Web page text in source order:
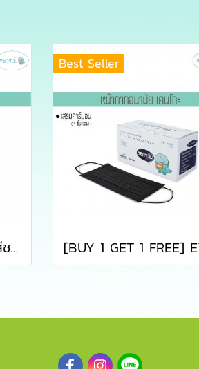
หน้ากากอนามัยเคนโกะ สีชมพู บรรจุ 50 ชิ้น (KENKOU PINK FACE MASK)
Best Seller